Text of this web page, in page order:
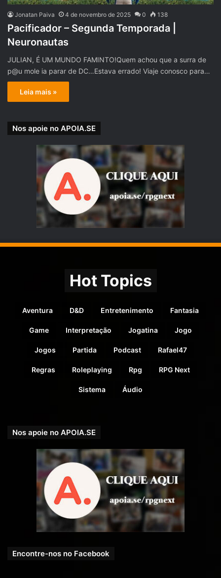
Jonatan Paiva 4 de novembro de 2025 0 138
Pacificador – Segunda Temporada |
Neuronautas
JULIAN, É UM MUNDO FAMINTO!Quem achou que a surra de
p@u mole ia parar de DC…Estava errado! Viaje conosco para…
Leia mais »
Nos apoie no APOIA.SE
Hot Topics
Aventura D&D Entretenimento Fantasia
Game Interpretação Jogatina Jogo
Jogos Partida Podcast Rafael47
Regras Roleplaying Rpg RPG Next
Sistema Áudio
Nos apoie no APOIA.SE
Encontre-nos no Facebook